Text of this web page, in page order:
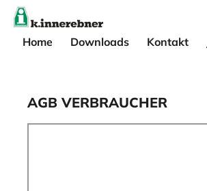
Home Downloads Kontakt
AGB VERBRAUCHER